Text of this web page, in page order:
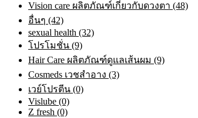
Vision care ผลิตภัณฑ์เกี่ยวกับดวงตา (48)
อื่นๆ (42)
sexual health (32)
โปรโมชั่น (9)
Hair Care ผลิตภัณฑ์ดูแลเส้นผม (9)
Cosmeds เวชสําอาง (3)
เวย์โปรตีน (0)
Vislube (0)
Z fresh (0)